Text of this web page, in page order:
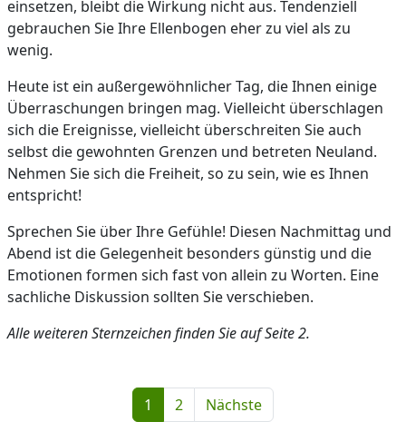
einsetzen, bleibt die Wirkung nicht aus. Tendenziell
gebrauchen Sie Ihre Ellenbogen eher zu viel als zu
wenig.
Heute ist ein außergewöhnlicher Tag, die Ihnen einige
Überraschungen bringen mag. Vielleicht überschlagen
sich die Ereignisse, vielleicht überschreiten Sie auch
selbst die gewohnten Grenzen und betreten Neuland.
Nehmen Sie sich die Freiheit, so zu sein, wie es Ihnen
entspricht!
Sprechen Sie über Ihre Gefühle! Diesen Nachmittag und
Abend ist die Gelegenheit besonders günstig und die
Emotionen formen sich fast von allein zu Worten. Eine
sachliche Diskussion sollten Sie verschieben.
Alle weiteren Sternzeichen finden Sie auf Seite 2.
1 2 Nächste